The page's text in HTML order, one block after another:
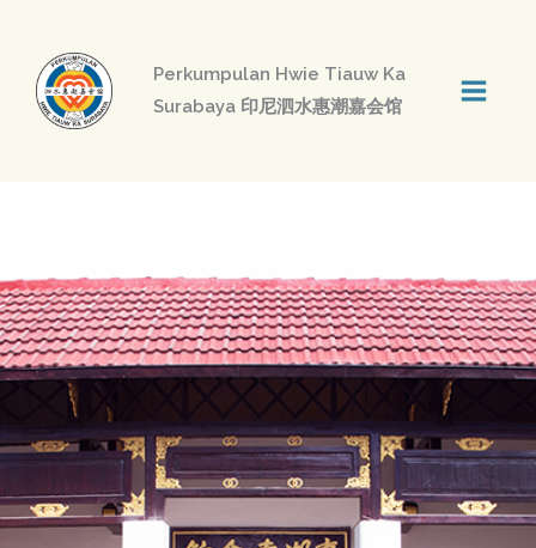
konten
Perkumpulan Hwie Tiauw Ka
Surabaya 印尼泗水惠潮嘉会馆